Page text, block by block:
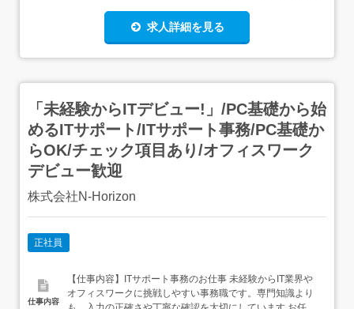
求人詳細を見る
「未経験からITデビュー!」/PC基礎から始
めるITサポート/ITサポート事務/PC基礎か
らOK/チェック項目あり/オフィスワーク
デビュー歓迎
株式会社N-Horizon
正社員
仕事内容
【仕事内容】ITサポート事務のお仕事 未経験からIT業界や
オフィスワークに挑戦しやすい事務職です。専門知識より